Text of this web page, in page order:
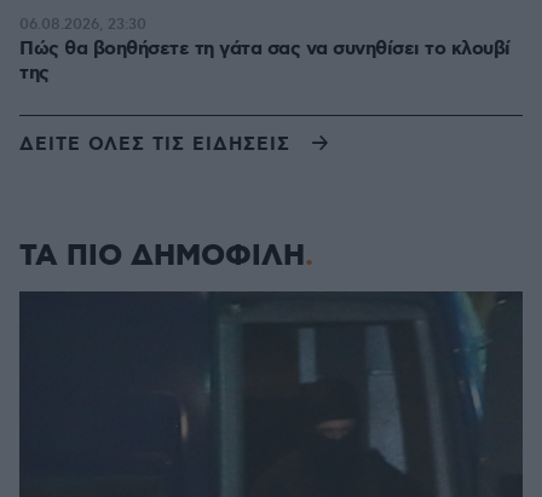
Πώς θα βοηθήσετε τη γάτα σας να συνηθίσει το κλουβί
της
06.08.2026, 23:30
ΔΕΙΤΕ ΟΛΕΣ ΤΙΣ ΕΙΔΗΣΕΙΣ
ΤΑ ΠΙΟ ΔΗΜΟΦΙΛΗ